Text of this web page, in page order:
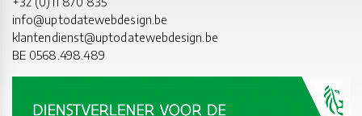
info@uptodatewebdesign.be
klantendienst@uptodatewebdesign.be
BE 0568.498.489